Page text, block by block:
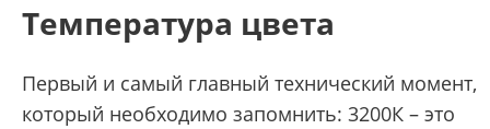
Температура цвета
Первый и самый главный технический момент,
который необходимо запомнить: 3200К – это